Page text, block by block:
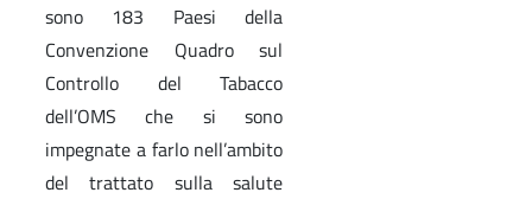
sono 183 Paesi della
Convenzione Quadro sul
Controllo del Tabacco
dell’OMS che si sono
impegnate a farlo nell’ambito
del trattato sulla salute